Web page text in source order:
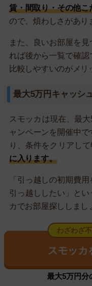
賃・間取り・その他
ので、煩わしさがあり
また、良いお部屋を
れば後から一覧で確認
比較しやすいのがメリ
最大5万円キャッシ
スモッカは現在、最
ャンペーンを開催中
り、条件をクリアし
に入ります。
「引っ越しの初期費
引っ越ししたい」と
カでお部屋探ししまし
わざわざ
スモッカ
最大5万円分